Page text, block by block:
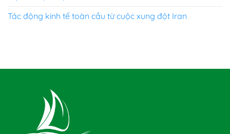
Tác động kinh tế toàn cầu từ cuộc xung đột Iran